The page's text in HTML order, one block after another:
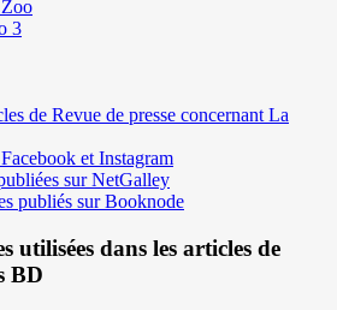
3
de Revue de presse concernant La
et Instagram
sur NetGalley
publiés sur Booknode
utilisées dans les articles de
BD